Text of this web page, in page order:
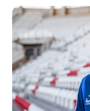
SKLEP